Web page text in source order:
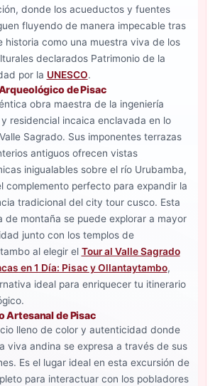
donde los acueductos y fuentes
fluyendo de manera impecable tras
historia como una muestra viva de los
declarados Patrimonio de la
por la UNESCO.
de Pisac
obra maestra de la ingeniería
residencial incaica enclavada en lo
Sagrado. Sus imponentes terrazas
antiguos ofrecen vistas
inigualables sobre el río Urubamba,
complemento perfecto para expandir la
tradicional del city tour cusco. Esta
de montaña se puede explorar a mayor
junto con los templos de
al elegir el Tour al Valle Sagrado
en 1 Día: Pisac y Ollantaytambo,
ideal para enriquecer tu itinerario
Artesanal de Pisac
lleno de color y autenticidad donde
viva andina se expresa a través de sus
Es el lugar ideal en esta excursión de
para interactuar con los pobladores